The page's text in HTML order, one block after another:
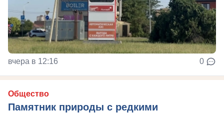
вчера в 12:16 0
Общество
Памятник природы с редкими